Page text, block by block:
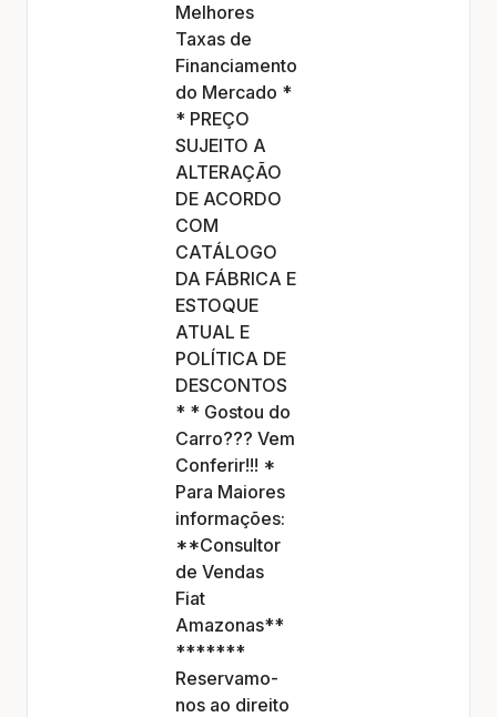
Agendamento e peças
Vendas Fiat
Vendas Ford
Vendas GAC
Vendas Geely
Vendas Jeep
Vendas Multimarcas
Vendas Omoda e Jaecoo
Vendas Citroën
Vendas Peugeot
Vendas Renault
Vendas Leapmotor
Voltar
Agendamento e peças
Vendas Fiat
Vendas Ford
Vendas GAC
Vendas Geely
Vendas Jeep
Vendas Multimarcas
Vendas Omoda e Jaecoo
Vendas Citroën
Vendas Peugeot
Vendas Renault
Vendas Leapmotor
Voltar
Melhores
Taxas de
Financiamento
do Mercado *
* PREÇO
SUJEITO A
ALTERAÇÃO
DE ACORDO
COM
CATÁLOGO
DA FÁBRICA E
ESTOQUE
ATUAL E
POLÍTICA DE
DESCONTOS
* * Gostou do
Carro??? Vem
Conferir!!! *
Para Maiores
informações:
**Consultor
de Vendas
Fiat
Amazonas**
*******
Reservamo-
nos ao direito